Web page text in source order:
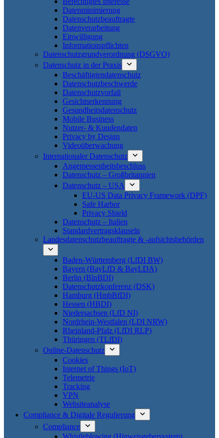
Datenminimierung
Datenschutzbeauftragte
Datenverarbeitung
Einwilligung
Informationspflichten
Datenschutzgrundverordnung (DSGVO)
Datenschutz in der Praxis
Beschäftigtendatenschutz
Datenschutzbeschwerde
Datenschutzvorfall
Gesichtserkennung
Gesundheitsdatenschutz
Mobile Business
Nutzer- & Kundendaten
Privacy by Design
Videoüberwachung
Internationaler Datenschutz
Angemessenheitsbeschluss
Datenschutz – Großbritannien
Datenschutz – USA
EU-US Data Privacy Framework (DPF)
Safe Harbor
Privacy Shield
Datenschutz – Italien
Standardvertragsklauseln
Landesdatenschutzbeauftragte & -aufsichtsbehörden
Baden-Württemberg (LfDI BW)
Bayern (BayLfD & BayLDA)
Berlin (BlnBDI)
Datenschutzkonferenz (DSK)
Hamburg (HmbBfDI)
Hessen (HBDI)
Niedersachsen (LfD NI)
Nordrhein-Westfalen (LDI NRW)
Rheinland-Pfalz (LfDI RLP)
Thüringen (TLfDI)
Online-Datenschutz
Cookies
Internet of Things (IoT)
Telemetrie
Tracking
VPN
Websiteanalyse
Compliance & Digitale Regulierung
Compliance
Whistleblowing (Hinweisgebersystem)